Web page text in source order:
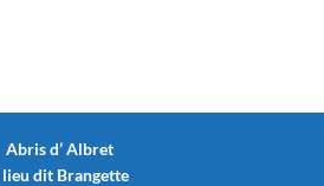
Abris d’ Albret
lieu dit Brangette